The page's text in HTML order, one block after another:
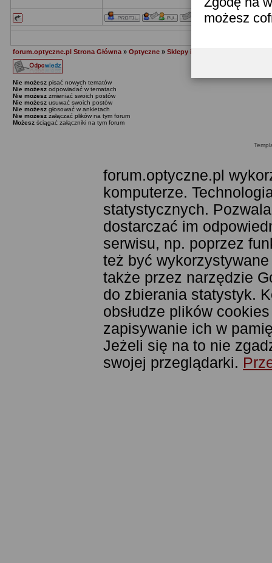
możesz
forum.optyczne.pl Strona Główna » Optyczne » Sklepy i promocje
Nie możesz pisać nowych tematów
Nie możesz odpowiadać w tematach
Nie możesz zmieniać swoich postów
Nie możesz usuwać swoich postów
Nie możesz głosować w ankietach
Nie możesz załączać plików na tym forum
Możesz ściągać załączniki na tym forum
forum.optyczne.pl
komputerze.
statystycznych.
dostarczać im
serwisu, np. poprzez
też być
także przez narzędzie
do zbierania statystyk.
obsłudze plików
zapisywanie ich w
Jeżeli się na to nie
swojej przeglądarki.